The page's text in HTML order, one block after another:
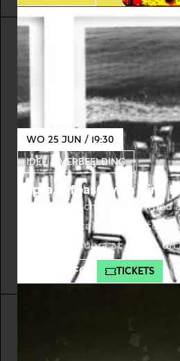
WO 25 JUN / 19:30
IDEE & VERBEELDING
Supra, a feast with Nino
Nino Haratischwili, renowned
Life (for Brilka) and director,
seat at her supra at Forum on
The Supra is a traditional
playing a central role in social
MEER INFO TICKETS